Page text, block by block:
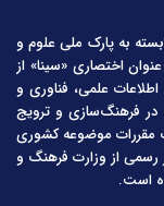
به پارک ملی علوم و
اختصاری «سینا» از
اطلاعات علمی، فناوری و
در فرهنگ‌سازی و ترویج
مقررات موضوعه کشوری
رسمی از وزارت فرهنگ و